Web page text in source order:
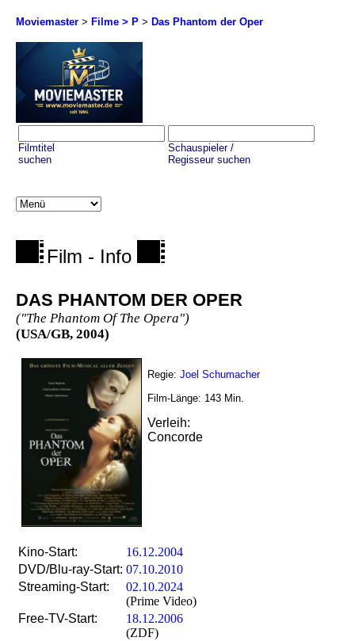
Moviemaster > Filme > P > Das Phantom der Oper
Filmtitel
suchen
Schauspieler /
Regisseur suchen
Film - Info
DAS PHANTOM DER OPER
("The Phantom Of The Opera")
(USA/GB, 2004)
Regie: Joel Schumacher
Film-Länge: 143 Min.
Verleih:
Concorde
Kino-Start:
16.12.2004
DVD/Blu-ray-Start: 07.10.2010
Streaming-Start:
02.10.2024
(Prime Video)
Free-TV-Start:
18.12.2006
(ZDF)